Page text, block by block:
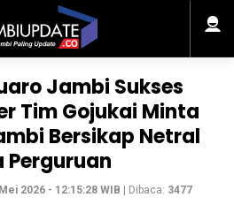
Jambi Sukses
Tim Gojukai Minta
Bersikap Netral
Perguruan
2026 - 12:15:28 WIB | Dibaca: 3477